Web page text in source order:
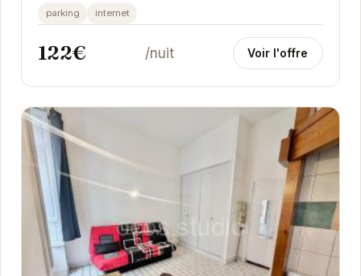
parking internet
122€ /nuit Voir l'offre